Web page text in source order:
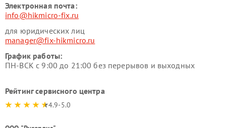
Электронная почта:
info@hikmicro-fix.ru
для юридических лиц
manager@fix-hikmicro.ru
График работы:
ПН-ВСК с 9:00 до 21:00 без перерывов и выходных
Рейтинг сервисного центра
4.9-5.0